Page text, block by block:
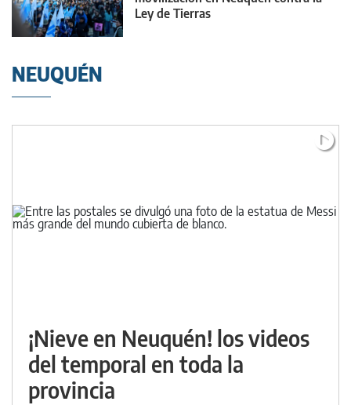
Ley de Tierras
NEUQUÉN
¡Nieve en Neuquén! los videos
del temporal en toda la
provincia